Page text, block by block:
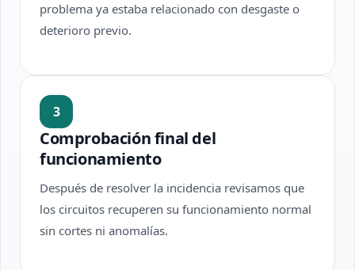
problema ya estaba relacionado con desgaste o
deterioro previo.
3
Comprobación final del
funcionamiento
Después de resolver la incidencia revisamos que
los circuitos recuperen su funcionamiento normal
sin cortes ni anomalías.